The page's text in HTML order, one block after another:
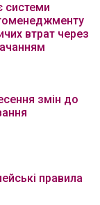
системи
втрат через
змін до
правила